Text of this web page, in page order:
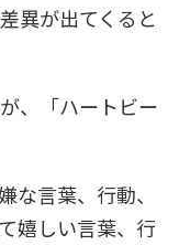
異が出てくると
、「ハートビー
な言葉、行動、
嬉しい言葉、行